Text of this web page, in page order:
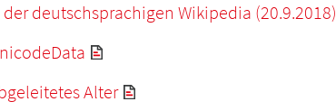
deutschsprachigen Wikipedia (20.9.2018)
Alter